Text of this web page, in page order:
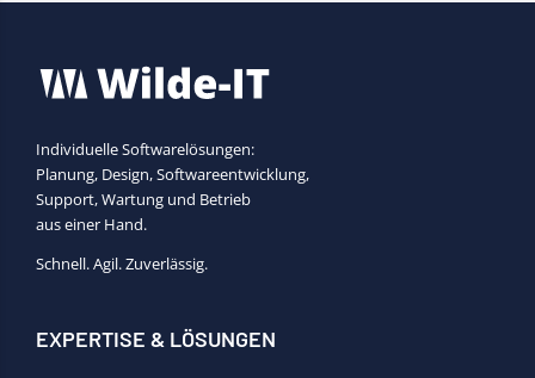
Individuelle Softwarelösungen:
Planung, Design, Softwareentwicklung,
Support, Wartung und Betrieb
aus einer Hand.
Schnell. Agil. Zuverlässig.
EXPERTISE & LÖSUNGEN